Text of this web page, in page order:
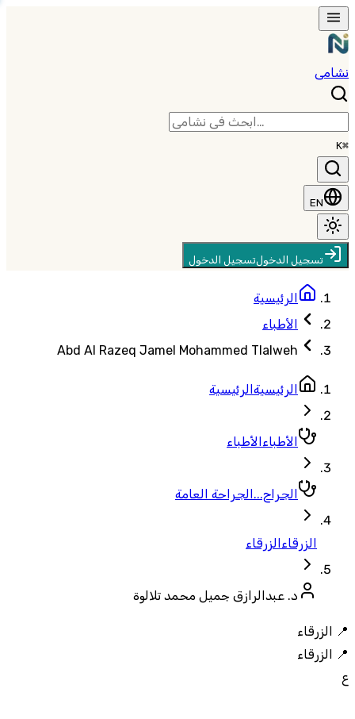
نشامى
⌘K
EN
تسجيل الدخولتسجيل الدخول
الرئيسية
الأطباء
Abd Al Razeq Jamel Mohammed Tlalweh
الرئيسيةالرئيسية
الأطباءالأطباء
الجراح...الجراحة العامة
الزرقاءالزرقاء
د. عبدالرازق جميل محمد تلالوة
📍 الزرقاء
📍 الزرقاء
ع